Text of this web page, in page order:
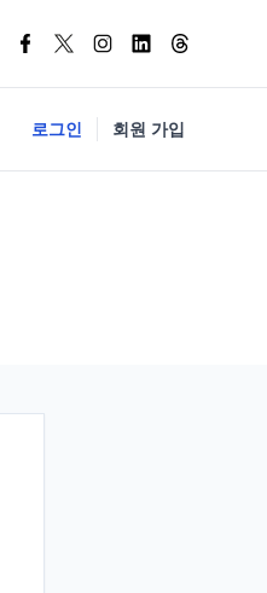
로그인 회원 가입